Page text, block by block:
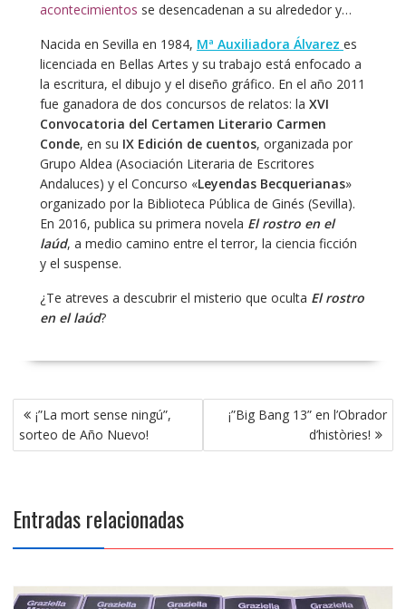
acontecimientos se desencadenan a su alrededor y…
Nacida en Sevilla en 1984, Mª Auxiliadora Álvarez es
licenciada en Bellas Artes y su trabajo está enfocado a
la escritura, el dibujo y el diseño gráfico. En el año 2011
fue ganadora de dos concursos de relatos: la XVI
Convocatoria del Certamen Literario Carmen
Conde, en su IX Edición de cuentos, organizada por
Grupo Aldea (Asociación Literaria de Escritores
Andaluces) y el Concurso «Leyendas Becquerianas»
organizado por la Biblioteca Pública de Ginés (Sevilla).
En 2016, publica su primera novela El rostro en el
laúd, a medio camino entre el terror, la ciencia ficción
y el suspense.
¿Te atreves a descubrir el misterio que oculta El rostro
en el laúd?
Navegación
de
entradas
¡”La mort sense ningú”,
sorteo de Año Nuevo!
¡”Big Bang 13” en l’Obrador
d’històries!
Entradas relacionadas